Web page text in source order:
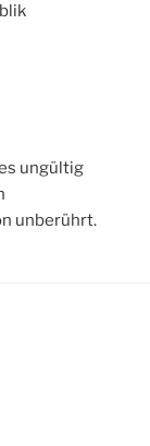
ungültig
unberührt.